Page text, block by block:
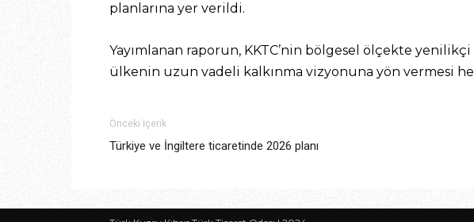
planlarına yer verildi.
Yayımlanan raporun, KKTC’nin bölgesel ölçekte
ülkenin uzun vadeli kalkınma vizyonuna yön vermesi
Önceki İçerik
Türkiye ve İngiltere ticaretinde 2026 planı